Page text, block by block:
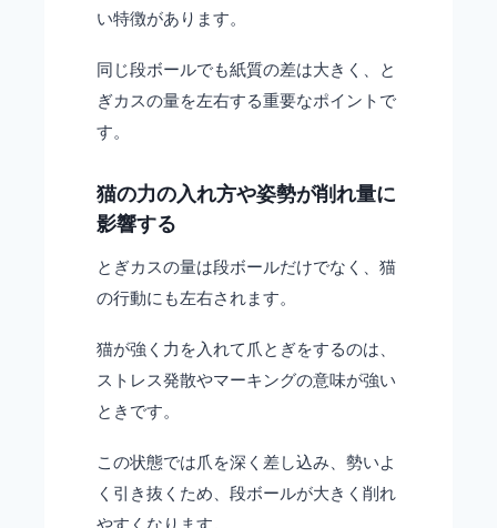
い特徴があります。
同じ段ボールでも紙質の差は大きく、と
ぎカスの量を左右する重要なポイントで
す。
猫の力の入れ方や姿勢が削れ量に
影響する
とぎカスの量は段ボールだけでなく、猫
の行動にも左右されます。
猫が強く力を入れて爪とぎをするのは、
ストレス発散やマーキングの意味が強い
ときです。
この状態では爪を深く差し込み、勢いよ
く引き抜くため、段ボールが大きく削れ